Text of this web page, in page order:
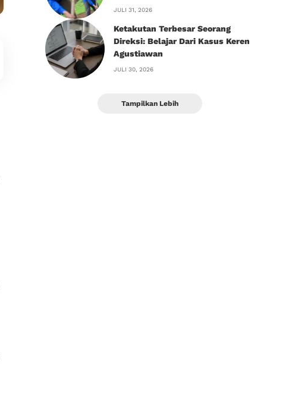
JULI 31, 2026
Ketakutan Terbesar Seorang
Direksi: Belajar Dari Kasus Keren
Agustiawan
JULI 30, 2026
Tampilkan Lebih